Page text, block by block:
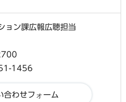
ョン課広報広聴担当
1456